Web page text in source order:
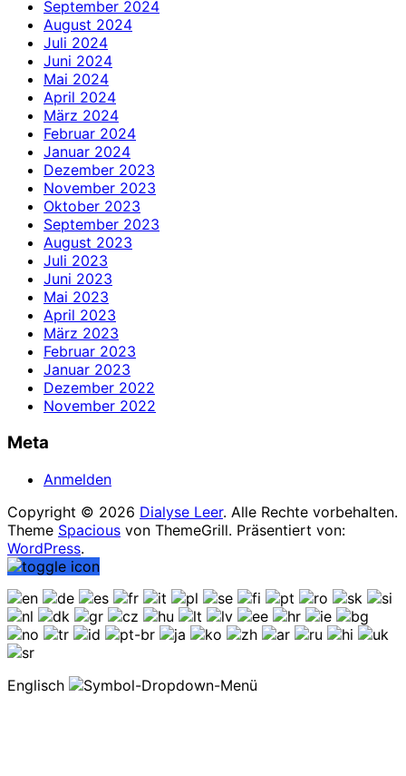
September 2024
August 2024
Juli 2024
Juni 2024
Mai 2024
April 2024
März 2024
Februar 2024
Januar 2024
Dezember 2023
November 2023
Oktober 2023
September 2023
August 2023
Juli 2023
Juni 2023
Mai 2023
April 2023
März 2023
Februar 2023
Januar 2023
Dezember 2022
November 2022
Meta
Anmelden
Copyright © 2026 Dialyse Leer. Alle Rechte vorbehalten.
Theme Spacious von ThemeGrill. Präsentiert von:
WordPress.
Englisch